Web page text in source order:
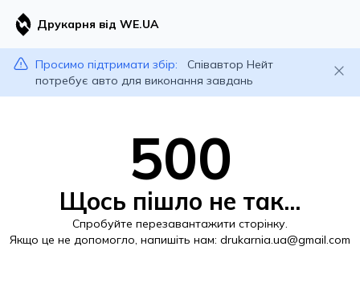
Друкарня від WE.UA
Просимо підтримати збір:
Співавтор Нейт
потребує авто для виконання завдань
500
Щось пішло не так...
Спробуйте перезавантажити сторінку.
Якщо це не допомогло, напишіть нам: drukarnia.ua@gmail.com